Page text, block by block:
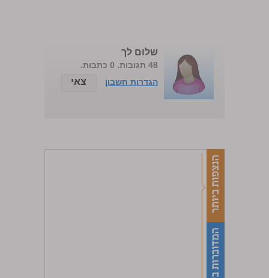
שלום לך
48 תגובות. 0 כתבות.
הגדרות חשבון
צאי